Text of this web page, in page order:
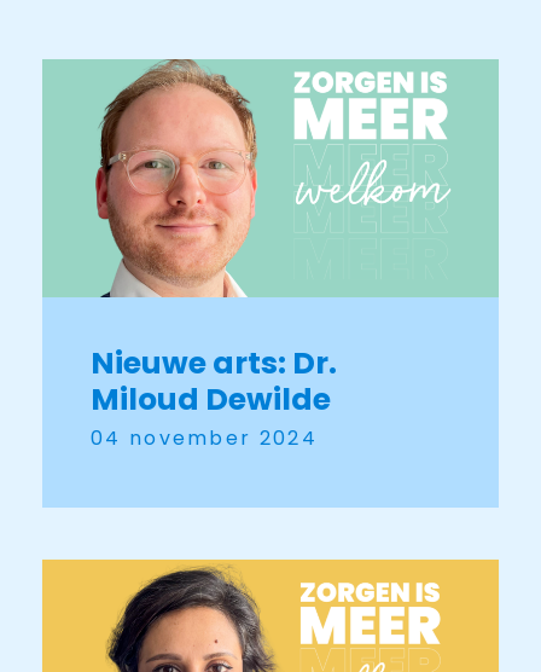
Nieuwe arts: Dr.
Miloud Dewilde
04 november 2024